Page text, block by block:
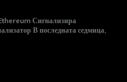
Сигнализира
седмица,